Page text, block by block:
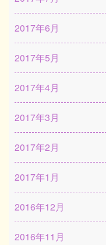
2017年6月
2017年5月
2017年4月
2017年3月
2017年2月
2017年1月
2016年12月
2016年11月